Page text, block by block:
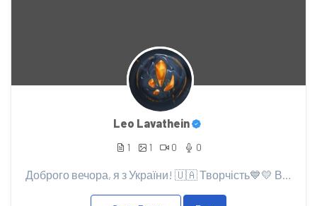
Leo Lavathein
1 1 0 0